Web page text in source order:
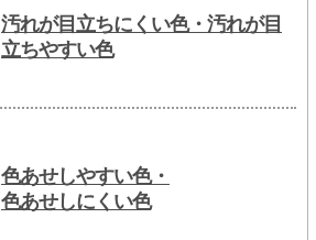
汚れが目立ちにくい色・汚れが目
立ちやすい色
色あせしやすい色・
色あせしにくい色